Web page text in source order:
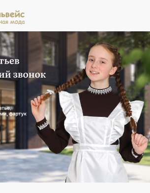
платьев
звонок
входит: платье, воротничок
с манжетами, фартук
Подробнее